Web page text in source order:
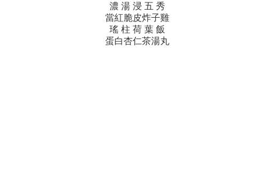
濃 湯 浸 五 秀
當紅脆皮炸子雞
瑤 柱 荷 葉 飯
蛋白杏仁茶湯丸